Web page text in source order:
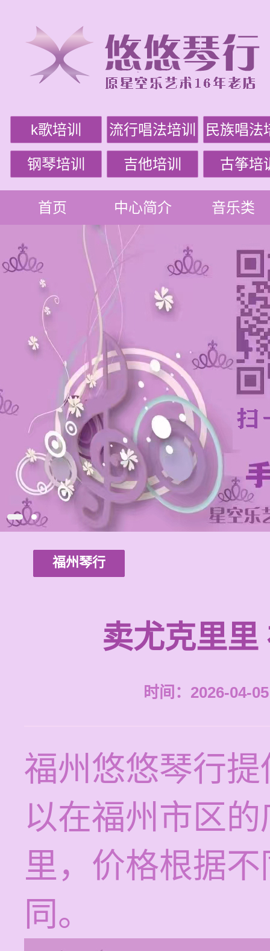
k歌培训 流行唱法培训 民族唱法
钢琴培训 吉他培训 古筝培
首页 中心简介 音乐类
福州琴行
卖尤克里里
时间：2026-04-
福州悠悠琴行
以在福州市区
里，价格根据
同。